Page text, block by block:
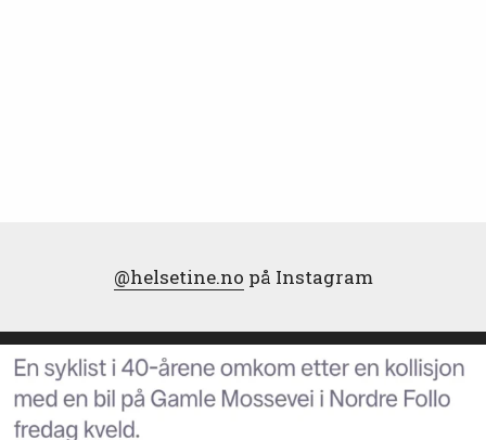
@helsetine.no på Instagram